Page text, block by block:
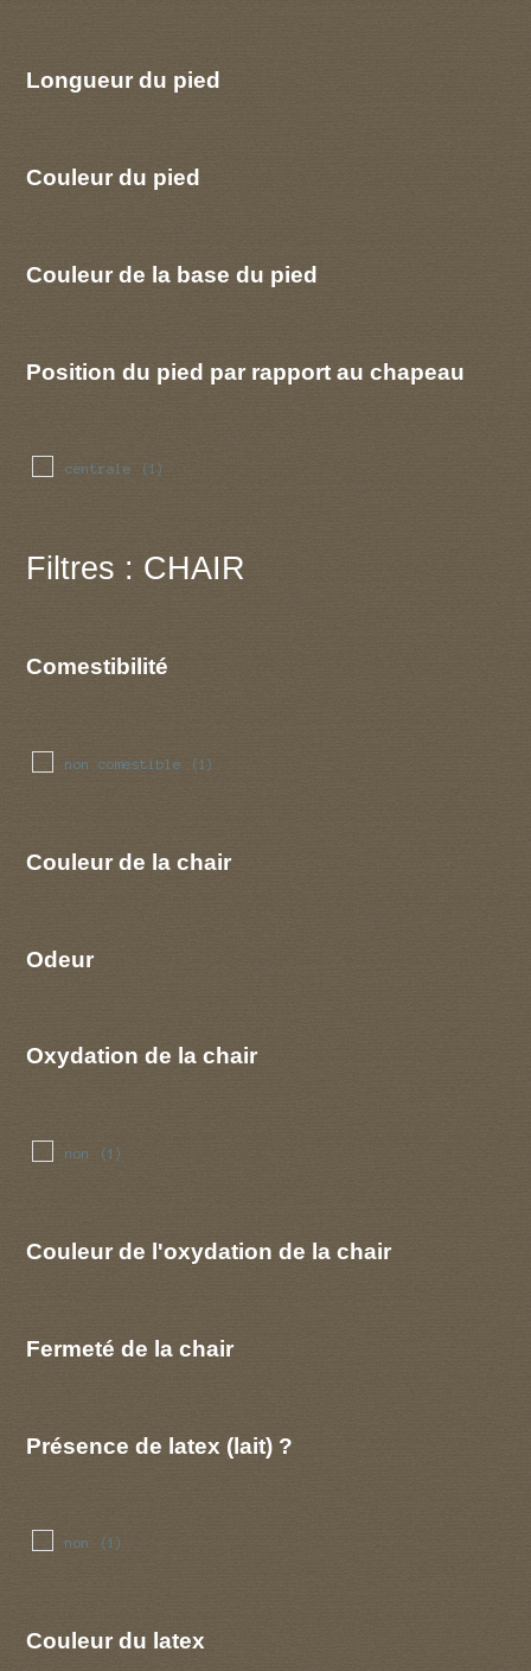
Longueur du pied
Couleur du pied
Couleur de la base du pied
Position du pied par rapport au chapeau
centrale (1)
Filtres : CHAIR
Comestibilité
non comestible (1)
Couleur de la chair
Odeur
Oxydation de la chair
non (1)
Couleur de l'oxydation de la chair
Fermeté de la chair
Présence de latex (lait) ?
non (1)
Couleur du latex